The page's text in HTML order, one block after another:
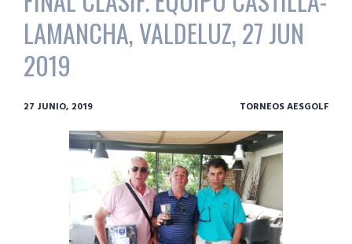
LAMANCHA, VALDELUZ, 27 JUN
2019
27 JUNIO, 2019 TORNEOS AESGOLF